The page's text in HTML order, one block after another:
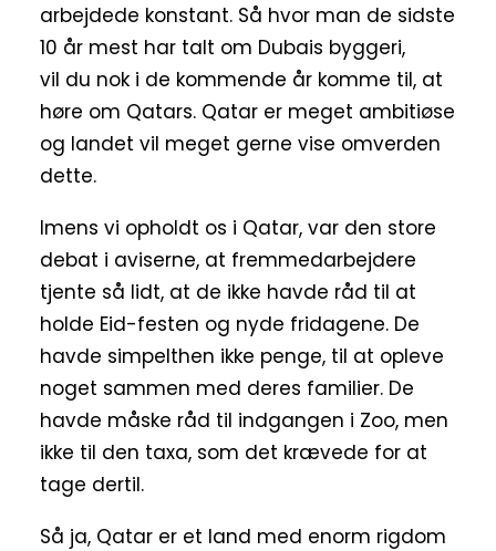
arbejdede konstant. Så hvor man de sidste
10 år mest har talt om Dubais byggeri,
vil du nok i de kommende år komme til, at
høre om Qatars. Qatar er meget ambitiøse
og landet vil meget gerne vise omverden
dette.
Imens vi opholdt os i Qatar, var den store
debat i aviserne, at fremmedarbejdere
tjente så lidt, at de ikke havde råd til at
holde Eid-festen og nyde fridagene. De
havde simpelthen ikke penge, til at opleve
noget sammen med deres familier. De
havde måske råd til indgangen i Zoo, men
ikke til den taxa, som det krævede for at
tage dertil.
Så ja, Qatar er et land med enorm rigdom